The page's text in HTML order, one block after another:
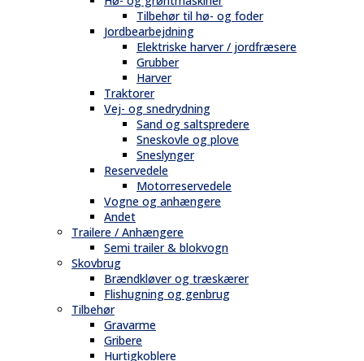
Tilbehør til hø- og foder
Jordbearbejdning
Elektriske harver / jordfræsere
Grubber
Harver
Traktorer
Vej- og snedrydning
Sand og saltspredere
Sneskovle og plove
Sneslynger
Reservedele
Motorreservedele
Vogne og anhængere
Andet
Trailere / Anhængere
Semi trailer & blokvogn
Skovbrug
Brændkløver og træskærer
Flishugning og genbrug
Tilbehør
Gravarme
Gribere
Hurtigkoblere